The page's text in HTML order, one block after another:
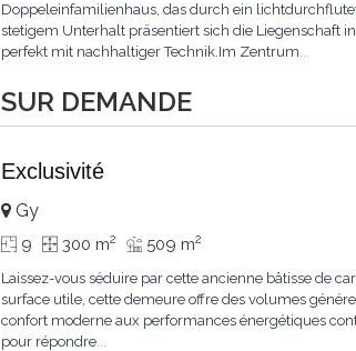
SUR DEMANDE
Doppeleinfamilienhaus, das durch ein
stetigem Unterhalt präsentiert sich die Liegenschaft
perfekt mit nachhaltiger Technik.Im Zentrum...
Exclusivité
Gy
9 300 m2 509 m2
Laissez-vous séduire par cette ancienne bâtisse de
surface utile, cette demeure offre des volumes
confort moderne aux performances énergétiques
pour répondre...